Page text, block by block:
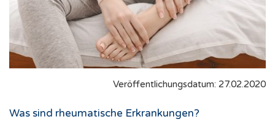
Veröffentlichungsdatum: 27.02.2020
Was sind rheumatische Erkrankungen?